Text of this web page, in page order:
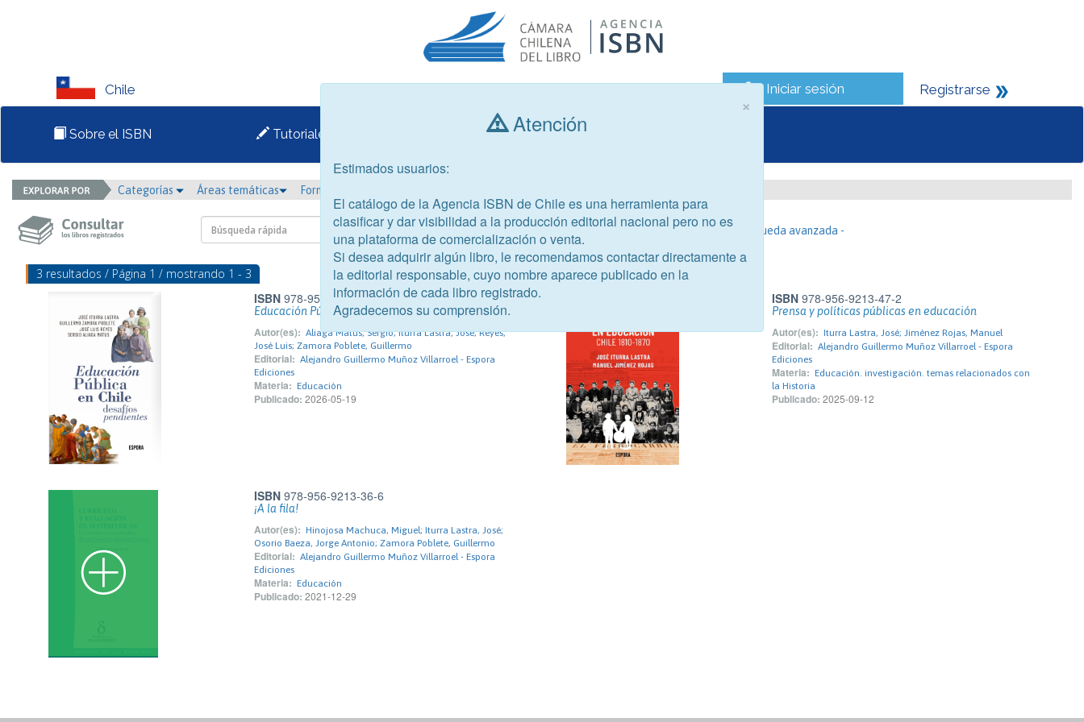
Chile Iniciar sesión Registrarse
Sobre el ISBN Tutoriales Consultar libros
Categorías Áreas temáticas Formato
- Búsqueda avanzada -
3 resultados / Página 1 / mostrando 1 - 3
ISBN 978-956-9213-49-6
Educación Pública en Chile
Autor(es): Aliaga Matus, Sergio; Iturra Lastra, José; Reyes,
José Luis; Zamora Poblete, Guillermo
Editorial: Alejandro Guillermo Muñoz Villarroel - Espora
Ediciones
Materia: Educación
Publicado: 2026-05-19
ISBN 978-956-9213-47-2
Prensa y políticas públicas en educación
Autor(es): Iturra Lastra, José; Jiménez Rojas, Manuel
Editorial: Alejandro Guillermo Muñoz Villarroel - Espora
Ediciones
Materia: Educación. investigación. temas relacionados con
la Historia
Publicado: 2025-09-12
ISBN 978-956-9213-36-6
¡A la fila!
Autor(es): Hinojosa Machuca, Miguel; Iturra Lastra, José;
Osorio Baeza, Jorge Antonio; Zamora Poblete, Guillermo
Editorial: Alejandro Guillermo Muñoz Villarroel - Espora
Ediciones
Materia: Educación
Publicado: 2021-12-29
×
Atención
Estimados usuarios:
El catálogo de la Agencia ISBN de Chile es una herramienta para
clasificar y dar visibilidad a la producción editorial nacional pero no es
una plataforma de comercialización o venta.
Si desea adquirir algún libro, le recomendamos contactar directamente a
la editorial responsable, cuyo nombre aparece publicado en la
información de cada libro registrado.
Agradecemos su comprensión.